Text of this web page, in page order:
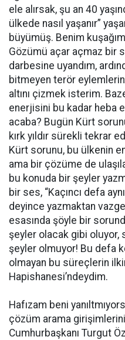
ele alırsak, şu an 40
ülkede nasıl yaşanır”
büyümüş. Benim
Gözümü açar açmaz bir
darbesine uyandım,
bitmeyen terör
altını çizmek isterim.
enerjisini bu kadar heba
acaba? Bugün Kürt
kırk yıldır sürekli tekrar
Kürt sorunu, bu ülkenin
ama bir çözüme de
bu konuda bir şeyler
bir ses, “Kaçıncı defa
deyince yazmaktan
esasında şöyle bir
şeyler olacak gibi oluyor,
şeyler olmuyor! Bu defa
olmayan bu süreçlerin
Hapishanesi’ndeydim.
Hafızam beni
çözüm arama
Cumhurbaşkanı Turgut